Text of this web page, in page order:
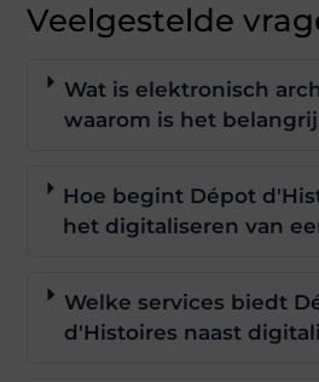
Veelgestelde
Wat is elektronisch
waarom is het
Hoe begint Dépot
het digitaliseren van
Welke services biedt
d'Histoires naast